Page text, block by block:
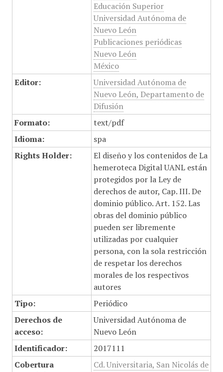
Educación Superior
Universidad Autónoma de
Nuevo León
Publicaciones periódicas
Nuevo León
México
Editor:
Universidad Autónoma de
Nuevo León, Departamento de
Difusión
Formato:
text/pdf
Idioma:
spa
Rights Holder:
El diseño y los contenidos de La
hemeroteca Digital UANL están
protegidos por la Ley de
derechos de autor, Cap. III. De
dominio público. Art. 152. Las
obras del dominio público
pueden ser libremente
utilizadas por cualquier
persona, con la sola restricción
de respetar los derechos
morales de los respectivos
autores
Tipo:
Periódico
Derechos de
acceso:
Universidad Autónoma de
Nuevo León
Identificador:
2017111
Cobertura
Cd. Universitaria, San Nicolás de